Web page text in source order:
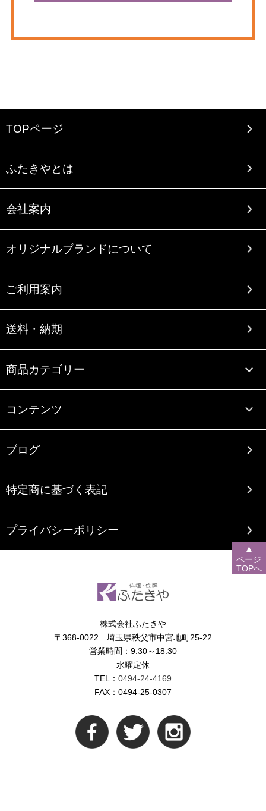
TOPページ
ふたきやとは
会社案内
オリジナルブランドについて
ご利用案内
送料・納期
商品カテゴリー
コンテンツ
ブログ
特定商に基づく表記
プライバシーポリシー
株式会社ふたきや
〒368-0022 埼玉県秩父市中宮地町25-22
営業時間：9:30～18:30
水曜定休
TEL： 0494-24-4169
FAX：0494-25-0307
▲
ページ
TOPへ